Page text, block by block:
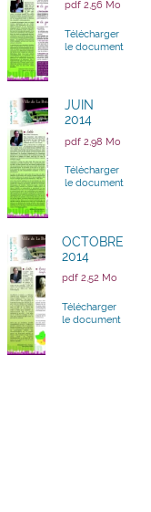
pdf 2,56 Mo
Télécharger
le document
JUIN
2014
pdf 2,98 Mo
Télécharger
le document
OCTOBRE
2014
pdf 2,52 Mo
Télécharger
le document